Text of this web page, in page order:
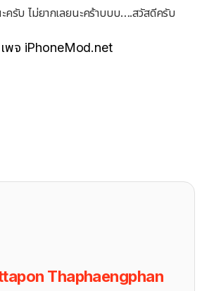
ะครับ ไม่ยากเลยนะคร้าบบบ….สวัสดีครับ
พจ iPhoneMod.net
Thaphaengphan